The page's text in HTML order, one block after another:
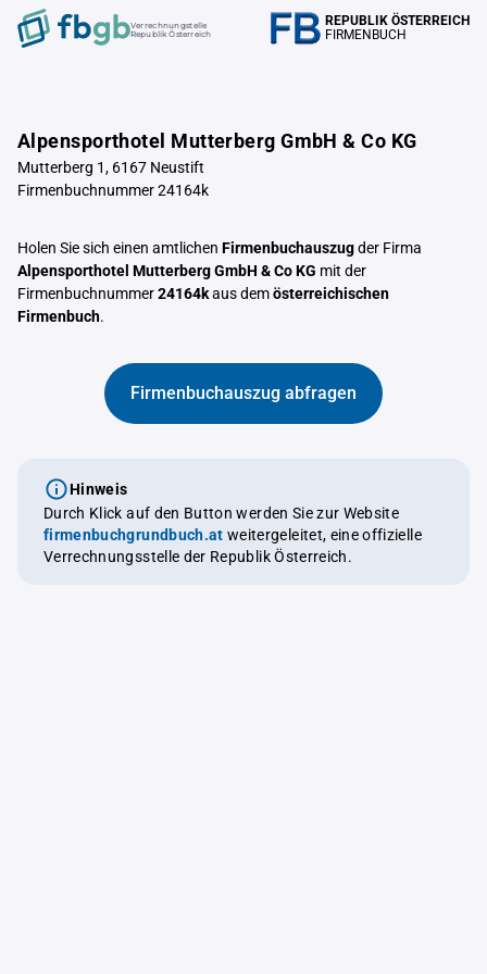
Verrechnungstelle
Republik Österreich
REPUBLIK ÖSTERREICH
FIRMENBUCH
Alpensporthotel Mutterberg GmbH & Co KG
Mutterberg 1, 6167 Neustift
Firmenbuchnummer 24164k
Holen Sie sich einen amtlichen Firmenbuchauszugder Firma
Alpensporthotel Mutterberg GmbH & Co KG mit der
Firmenbuchnummer24164kaus demösterreichischen
Firmenbuch.
Firmenbuchauszug abfragen
Hinweis
Durch Klick auf den Button werden Sie zur Website
firmenbuchgrundbuch.at weitergeleitet, eine offizielle
Verrechnungsstelle der Republik Österreich.